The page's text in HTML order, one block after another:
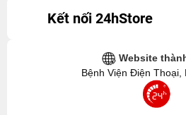
Kết nối 24hStore
Website
Bệnh Viện Điện Thoại,